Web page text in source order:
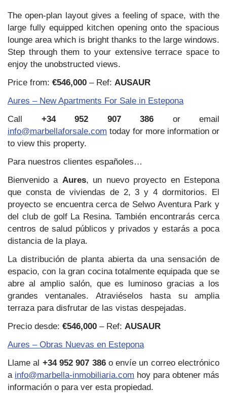
The open-plan layout gives a feeling of space, with the
large fully equipped kitchen opening onto the spacious
lounge area which is bright thanks to the large windows.
Step through them to your extensive terrace space to
enjoy the unobstructed views.
Price from: €546,000 – Ref: AUSAUR
Aures – New Apartments For Sale in Estepona
Call +34 952 907 386 or email
info@marbellaforsale.com today for more information or
to view this property.
Para nuestros clientes españoles…
Bienvenido a Aures, un nuevo proyecto en Estepona
que consta de viviendas de 2, 3 y 4 dormitorios. El
proyecto se encuentra cerca de Selwo Aventura Park y
del club de golf La Resina. También encontrarás cerca
centros de salud públicos y privados y estarás a poca
distancia de la playa.
La distribución de planta abierta da una sensación de
espacio, con la gran cocina totalmente equipada que se
abre al amplio salón, que es luminoso gracias a los
grandes ventanales. Atraviéselos hasta su amplia
terraza para disfrutar de las vistas despejadas.
Precio desde: €546,000 – Ref: AUSAUR
Aures – Obras Nuevas en Estepona
Llame al +34 952 907 386o envíe un correo electrónico
a info@marbella-inmobiliaria.com hoy para obtener más
información o para ver esta propiedad.